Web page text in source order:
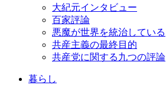
大紀元インタビュー
百家評論
悪魔が世界を統治している
共産主義の最終目的
共産党に関する九つの評論
暮らし